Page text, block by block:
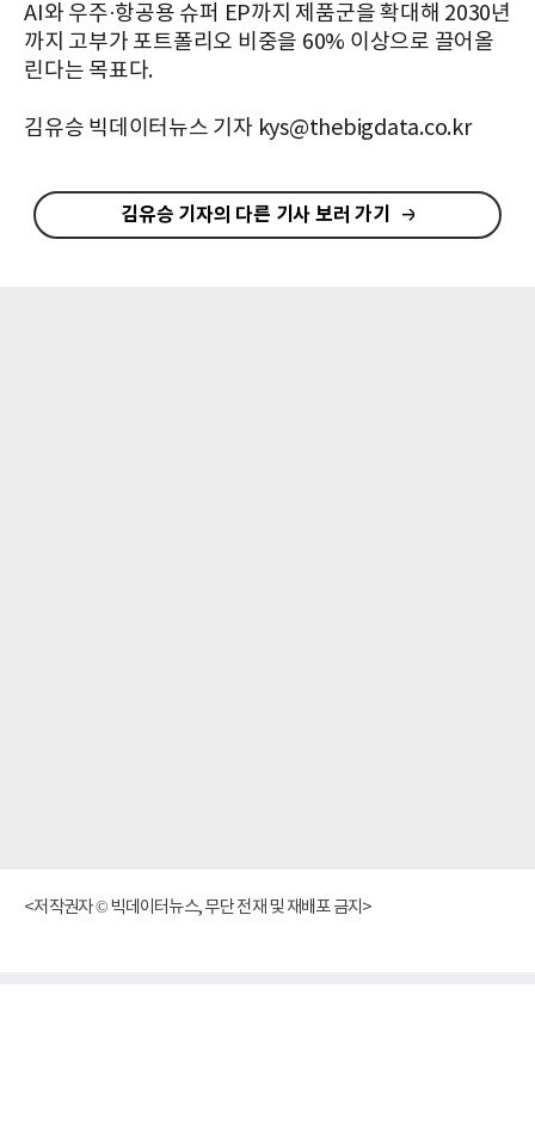
AI와 우주·항공용 슈퍼 EP까지 제품군을 확대해 2030년
까지 고부가 포트폴리오 비중을 60% 이상으로 끌어올
린다는 목표다.
김유승 빅데이터뉴스 기자 kys@thebigdata.co.kr
김유승 기자의 다른 기사 보러 가기
<저작권자 © 빅데이터뉴스, 무단 전재 및 재배포 금지>